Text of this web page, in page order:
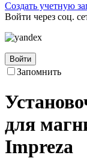
Создать учетную
Войти через соц.
Войти
Запомнить
для
Impreza